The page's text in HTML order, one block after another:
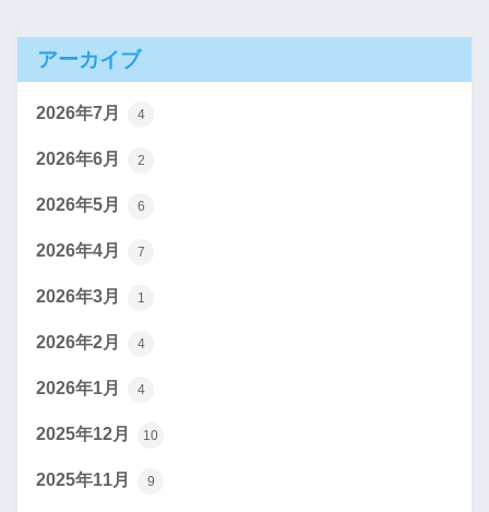
アーカイブ
2026年7月 4
2026年6月 2
2026年5月 6
2026年4月 7
2026年3月 1
2026年2月 4
2026年1月 4
2025年12月 10
2025年11月 9